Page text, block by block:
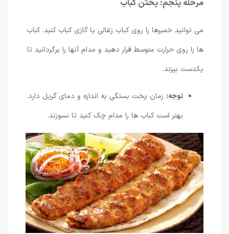
مرحله پنجم: پختن کباب
می توانید خمیرها را روی کباب زغالی یا گازی کباب کنید. کباب
ها را روی حرارت متوسط ​​قرار دهید و مدام آنها را برگردانید تا
یکدست بپزند.
توجه: زمان پخت بستگی به اندازه و دمای گریل دارد.
بهتر است کباب ها را مدام چک کنید تا نسوزند.